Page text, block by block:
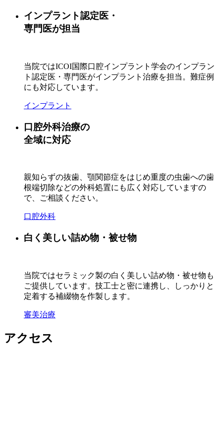
インプラント認定医・
専門医が担当
当院ではICOI国際口腔インプラント学会のインプラン
ト認定医・専門医がインプラント治療を担当。難症例
にも対応しています。
インプラント
口腔外科治療の
全域に対応
親知らずの抜歯、顎関節症をはじめ重度の虫歯への歯
根端切除などの外科処置にも広く対応していますの
で、ご相談ください。
口腔外科
白く美しい詰め物・被せ物
当院ではセラミック製の白く美しい詰め物・被せ物も
ご提供しています。技工士と密に連携し、しっかりと
定着する補綴物を作製します。
審美治療
アクセス